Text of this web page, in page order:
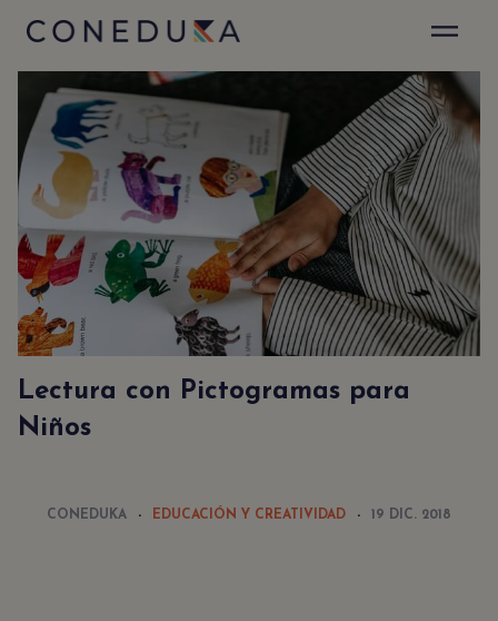
Lectura con Pictogramas para
Niños
CONEDUKA EDUCACIÓN Y CREATIVIDAD 19 DIC. 2018
✕
Sé el primero en enterarte
Suscribirte a nuestro Newsletter es muy fácil.
Sólo déjanos tu emal y recibirás actualizaciones
de nuestro blog y anuncios especiales.
Acepto la politica de privacidad y el